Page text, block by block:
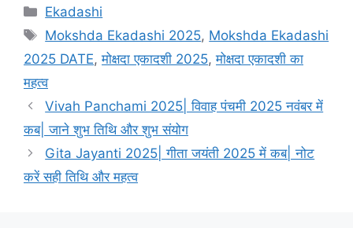
C
a
e
g
o
r
i
s
Ekadashi
T
a
s
Mokshda Ekadashi 2025, Mokshda Ekadashi
2025 DATE,मोक्षदा एकादशी 2025,मोक्षदा एकादशी का
महत्व
Vivah Panchami 2025| विवाह पंचमी 2025 नवंबर में
कब| जाने शुभ तिथि और शुभ संयोग
Gita Jayanti 2025| गीता जयंती 2025 में कब| नोट
करें सही तिथि और महत्व